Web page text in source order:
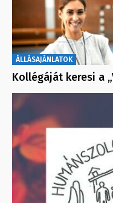
ÁLLÁSAJÁNLATOK
Kollégáját keresi a